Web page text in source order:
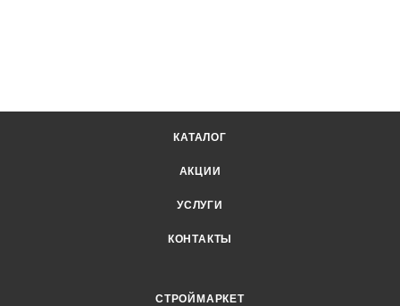
КАТАЛОГ
АКЦИИ
УСЛУГИ
КОНТАКТЫ
СТРОЙМАРКЕТ